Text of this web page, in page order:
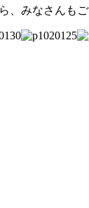
、みなさんもご